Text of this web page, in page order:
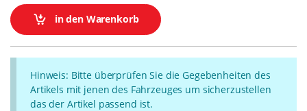
in den Warenkorb
Hinweis: Bitte überprüfen Sie die Gegebenheiten des
Artikels mit jenen des Fahrzeuges um sicherzustellen
das der Artikel passend ist.